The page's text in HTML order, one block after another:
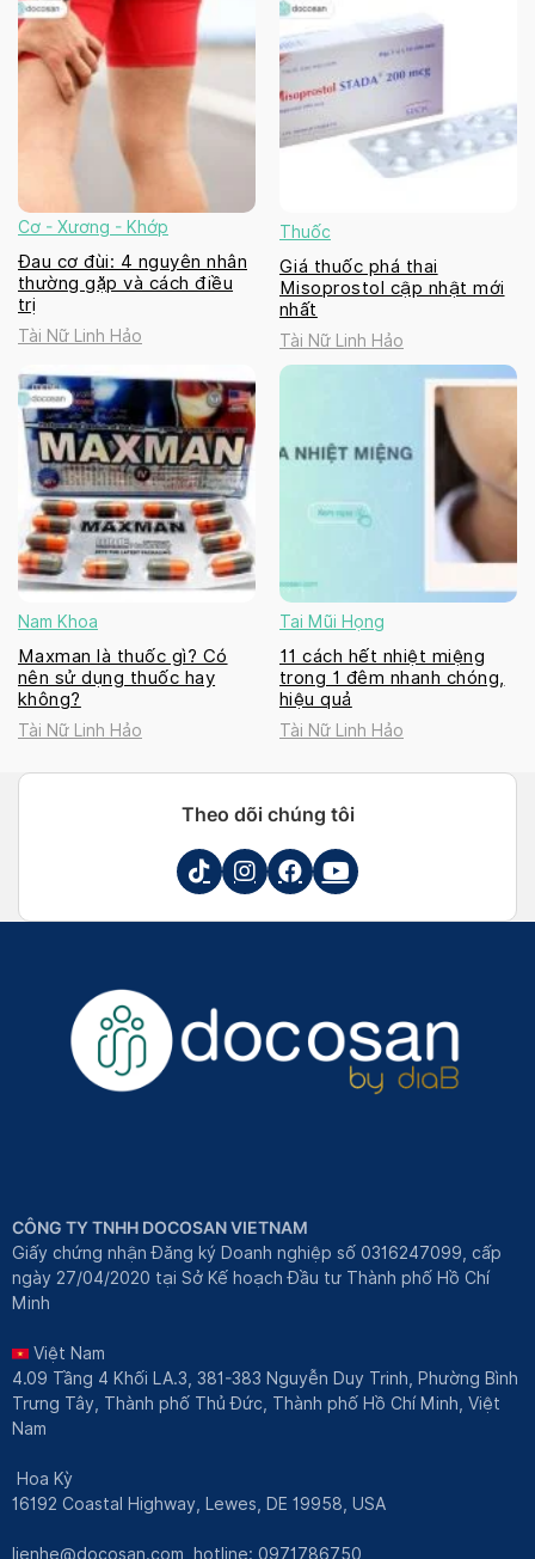
Cơ - Xương - Khớp
Đau cơ đùi: 4 nguyên nhân
thường gặp và cách điều
trị
Tài Nữ Linh Hảo
Thuốc
Giá thuốc phá thai
Misoprostol cập nhật mới
nhất
Tài Nữ Linh Hảo
Nam Khoa
Maxman là thuốc gì? Có
nên sử dụng thuốc hay
không?
Tài Nữ Linh Hảo
Tai Mũi Họng
11 cách hết nhiệt miệng
trong 1 đêm nhanh chóng,
hiệu quả
Tài Nữ Linh Hảo
Theo dõi chúng tôi
CÔNG TY TNHH DOCOSAN VIETNAM
Giấy chứng nhận Đăng ký Doanh nghiệp số 0316247099, cấp
ngày 27/04/2020 tại Sở Kế hoạch Đầu tư Thành phố Hồ Chí
Minh
Việt Nam
4.09 Tầng 4 Khối LA.3, 381-383 Nguyễn Duy Trinh, Phường Bình
Trưng Tây, Thành phố Thủ Đức, Thành phố Hồ Chí Minh, Việt
Nam
Hoa Kỳ
16192 Coastal Highway, Lewes, DE 19958, USA
lienhe@docosan.com , hotline: 0971786750